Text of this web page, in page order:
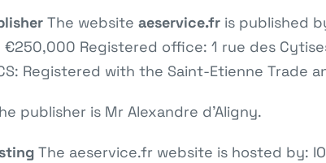
The website aeservice.fr is published
Registered office: 1 rue des
Registered with the Saint-Etienne Trade
publisher is Mr Alexandre d’Aligny.
The aeservice.fr website is hosted by: